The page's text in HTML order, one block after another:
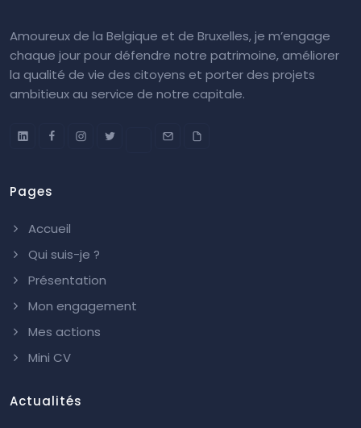
Amoureux de la Belgique et de Bruxelles, je m’engage
chaque jour pour défendre notre patrimoine, améliorer
la qualité de vie des citoyens et porter des projets
ambitieux au service de notre capitale.
Pages
Accueil
Qui suis-je ?
Présentation
Mon engagement
Mes actions
Mini CV
Actualités